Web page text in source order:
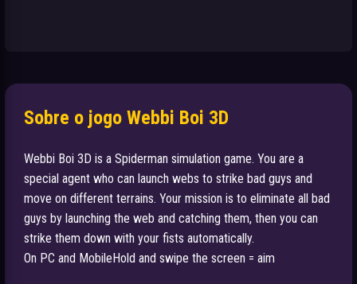
Sobre o jogo Webbi Boi 3D
Webbi Boi 3D is a Spiderman simulation game. You are a
special agent who can launch webs to strike bad guys and
move on different terrains. Your mission is to eliminate all bad
guys by launching the web and catching them, then you can
strike them down with your fists automatically.
On PC and MobileHold and swipe the screen = aim